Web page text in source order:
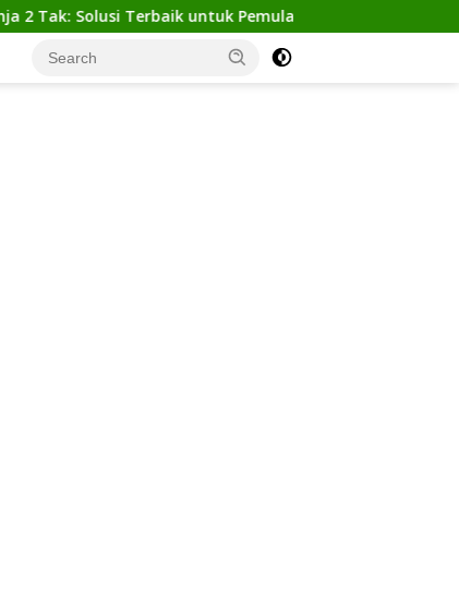
Terbaik untuk Pemula yang Ingin Tampil Gagah